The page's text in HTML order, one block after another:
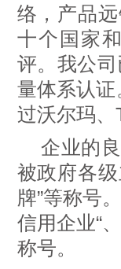
络，产品
十个国家
评。我公
量体系认
过沃尔玛
企业的良
被政府各
牌”等称号
信用企业“
称号。